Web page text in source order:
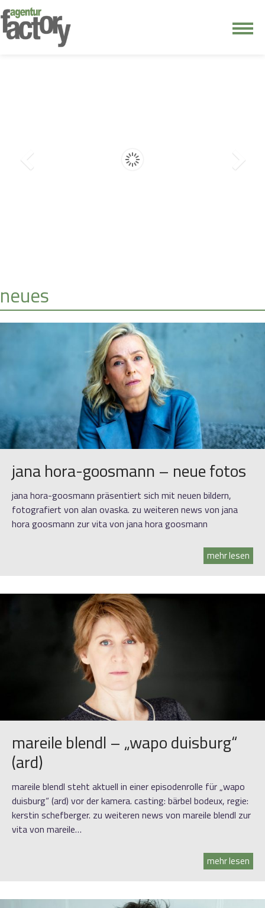
neues
jana hora-goosmann – neue fotos
jana hora-goosmann präsentiert sich mit neuen bildern,
fotografiert von alan ovaska. zu weiteren news von jana
hora goosmann zur vita von jana hora goosmann
mehr lesen
mareile blendl – „wapo duisburg“
(ard)
mareile blendl steht aktuell in einer episodenrolle für „wapo
duisburg“ (ard) vor der kamera. casting: bärbel bodeux, regie:
kerstin schefberger. zu weiteren news von mareile blendl zur
vita von mareile…
mehr lesen